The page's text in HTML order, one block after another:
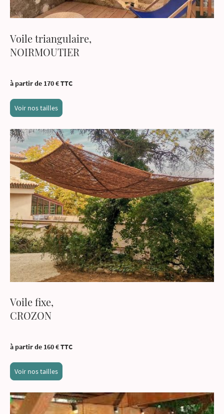
Voile triangulaire,
NOIRMOUTIER
à partir de 170 € TTC
Voir nos tailles
Voile fixe,
CROZON
à partir de 160 € TTC
Voir nos tailles